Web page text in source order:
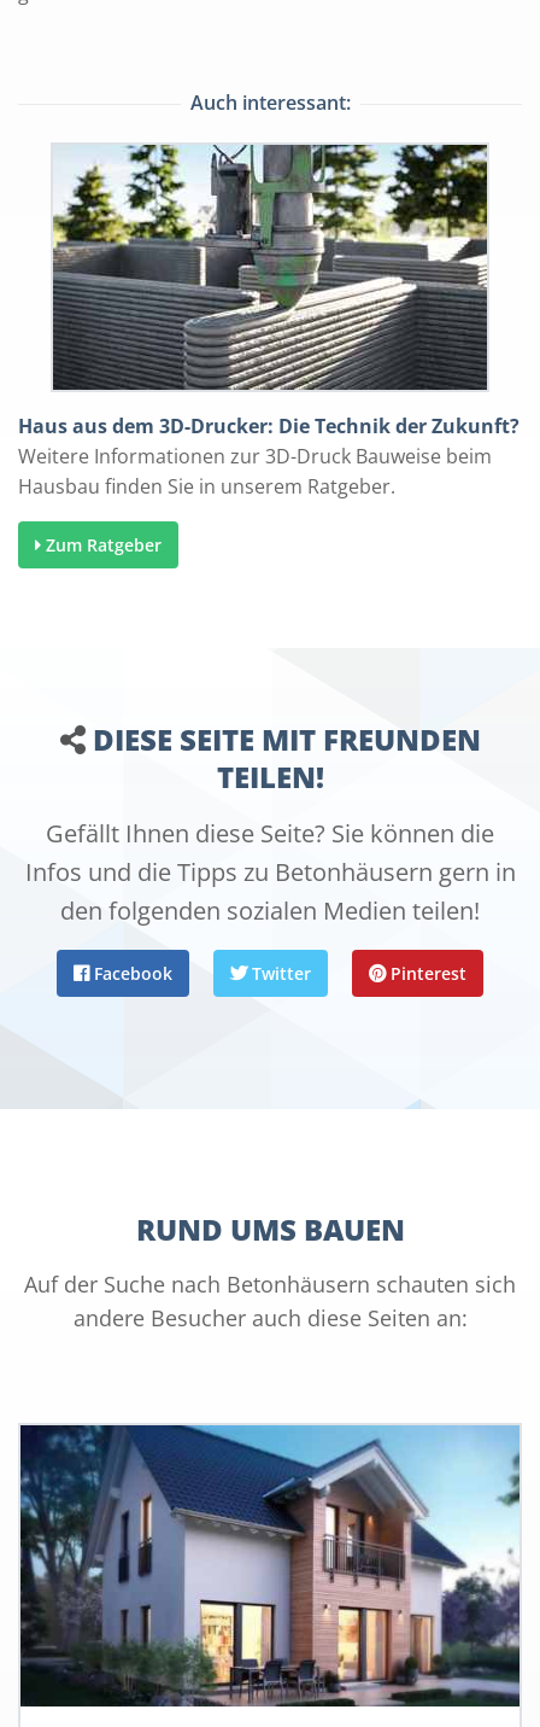
Auch interessant:
Haus aus dem 3D-Drucker: Die Technik der Zukunft?
Weitere Informationen zur 3D-Druck Bauweise beim
Hausbau finden Sie in unserem Ratgeber.
Zum Ratgeber
DIESE SEITE MIT FREUNDEN
TEILEN!
Gefällt Ihnen diese Seite? Sie können die
Infos und die Tipps zu Betonhäusern gern in
den folgenden sozialen Medien teilen!
Facebook Twitter Pinterest
RUND UMS BAUEN
Auf der Suche nach Betonhäusern schauten sich
andere Besucher auch diese Seiten an: